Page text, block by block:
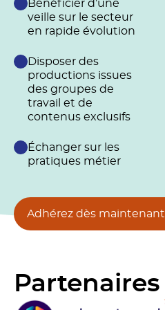
Bénéficier d’une
veille sur le secteur
en rapide évolution
Disposer des
productions issues
des groupes de
travail et de
contenus exclusifs
Échanger sur les
pratiques métier
Adhérez dès maintenant
Partenaires